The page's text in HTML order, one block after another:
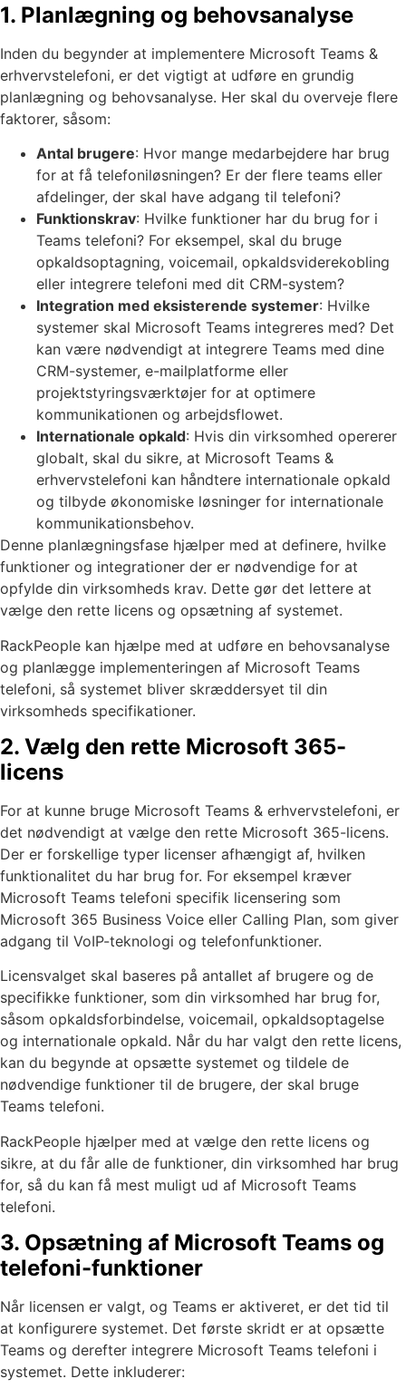
1. Planlægning og behovsanalyse
Inden du begynder at implementere Microsoft Teams &
erhvervstelefoni, er det vigtigt at udføre en grundig
planlægning og behovsanalyse. Her skal du overveje flere
faktorer, såsom:
Antal brugere: Hvor mange medarbejdere har brug
for at få telefoniløsningen? Er der flere teams eller
afdelinger, der skal have adgang til telefoni?
Funktionskrav: Hvilke funktioner har du brug for i
Teams telefoni? For eksempel, skal du bruge
opkaldsoptagning, voicemail, opkaldsviderekobling
eller integrere telefoni med dit CRM-system?
Integration med eksisterende systemer: Hvilke
systemer skal Microsoft Teams integreres med? Det
kan være nødvendigt at integrere Teams med dine
CRM-systemer, e-mailplatforme eller
projektstyringsværktøjer for at optimere
kommunikationen og arbejdsflowet.
Internationale opkald: Hvis din virksomhed opererer
globalt, skal du sikre, at Microsoft Teams &
erhvervstelefoni kan håndtere internationale opkald
og tilbyde økonomiske løsninger for internationale
kommunikationsbehov.
Denne planlægningsfase hjælper med at definere, hvilke
funktioner og integrationer der er nødvendige for at
opfylde din virksomheds krav. Dette gør det lettere at
vælge den rette licens og opsætning af systemet.
RackPeople kan hjælpe med at udføre en behovsanalyse
og planlægge implementeringen af Microsoft Teams
telefoni, så systemet bliver skræddersyet til din
virksomheds specifikationer.
2. Vælg den rette Microsoft 365-
licens
For at kunne bruge Microsoft Teams & erhvervstelefoni, er
det nødvendigt at vælge den rette Microsoft 365-licens.
Der er forskellige typer licenser afhængigt af, hvilken
funktionalitet du har brug for. For eksempel kræver
Microsoft Teams telefoni specifik licensering som
Microsoft 365 Business Voice eller Calling Plan, som giver
adgang til VoIP-teknologi og telefonfunktioner.
Licensvalget skal baseres på antallet af brugere og de
specifikke funktioner, som din virksomhed har brug for,
såsom opkaldsforbindelse, voicemail, opkaldsoptagelse
og internationale opkald. Når du har valgt den rette licens,
kan du begynde at opsætte systemet og tildele de
nødvendige funktioner til de brugere, der skal bruge
Teams telefoni.
RackPeople hjælper med at vælge den rette licens og
sikre, at du får alle de funktioner, din virksomhed har brug
for, så du kan få mest muligt ud af Microsoft Teams
telefoni.
3. Opsætning af Microsoft Teams og
telefoni-funktioner
Når licensen er valgt, og Teams er aktiveret, er det tid til
at konfigurere systemet. Det første skridt er at opsætte
Teams og derefter integrere Microsoft Teams telefoni i
systemet. Dette inkluderer: